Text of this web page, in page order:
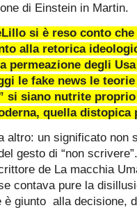
di Einstein in Martin.
si è reso conto
alla retorica
permeazione degli
le fake news le
si siano nutrite
quella distopica
altro: un significato non
gesto di “non
de La macchia
contava pure la
è giunto alla decisione,